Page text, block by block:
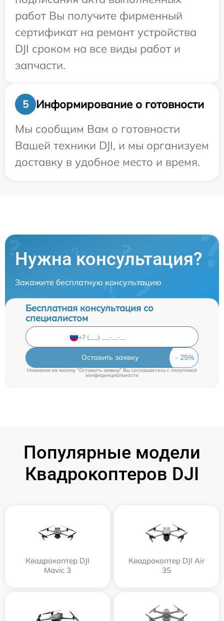
работ Вы получите фирменный
сертификат на ремонт устройства
DJI сроком на все виды работ и
запчасти.
5
Информирование о готовности
Мы сообщим Вам о готовности
Вашей техники DJI, и мы организуем
доставку в удобное место и время.
Нужна консультация?
Закажите бесплатную консультацию
Бесплатная консультация со
специалистом
Оставить заявку
Нажимая на кнопку "Оставить заявку" Вы соглашаетесь c политикой
конфиденциальности
Популярные модели
Квадрокоптеров DJI
Квадрокоптер DJI
Mavic 3
Квадрокоптер DJI Air
3S